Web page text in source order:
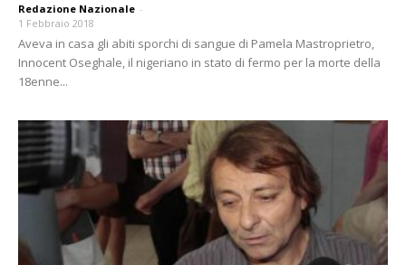
Redazione Nazionale -
1 Febbraio 2018
Aveva in casa gli abiti sporchi di sangue di Pamela Mastroprietro,
Innocent Oseghale, il nigeriano in stato di fermo per la morte della
18enne...